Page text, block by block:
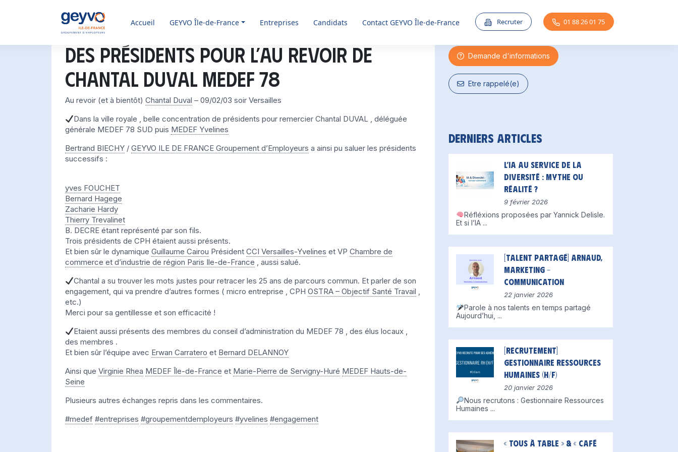
Accueil GEYVOÎle-de-France Entreprises Candidats Contact GEYVO Île-de-France Recruter 01 88 26 01 75
Des présidents pour l’au revoir de
Chantal DUVAL MEDEF 78
Au revoir (et à bientôt) Chantal Duval – 09/02/03 soir Versailles
Dans la ville royale , belle concentration de présidents pour remercier Chantal DUVAL , déléguée
générale MEDEF 78 SUD puis MEDEF Yvelines
Bertrand BIECHY / GEYVO ILE DE FRANCE Groupement d’Employeurs a ainsi pu saluer les présidents
successifs :
yves FOUCHET
Bernard Hagege
Zacharie Hardy
Thierry Trevalinet
B. DECRE étant représenté par son fils.
Trois présidents de CPH étaient aussi présents.
Et bien sûr le dynamique Guillaume Cairou Président CCI Versailles-Yvelines et VP Chambre de
commerce et d’industrie de région Paris Ile-de-France , aussi salué.
Chantal a su trouver les mots justes pour retracer les 25 ans de parcours commun. Et parler de son
engagement, qui va prendre d’autres formes ( micro entreprise , CPH OSTRA – Objectif Santé Travail ,
etc.)
Merci pour sa gentillesse et son efficacité !
Etaient aussi présents des membres du conseil d’administration du MEDEF 78 , des élus locaux ,
des membres .
Et bien sûr l’équipe avec Erwan Carratero et Bernard DELANNOY
Ainsi que Virginie Rhea MEDEF Île-de-France et Marie-Pierre de Servigny-Huré MEDEF Hauts-de-
Seine
Plusieurs autres échanges repris dans les commentaires.
#medef #entreprises #groupementdemployeurs #yvelines #engagement
Une question ?
Demande d'informations
Etre rappelé(e)
Derniers articles
L’IA au service de la
diversité : mythe ou
réalité ?
9 février 2026
Réfléxions proposées par Yannick Delisle.
Et si l’IA ...
[Talent partagé] Arnaud,
Marketing –
Communication
22 janvier 2026
Parole à nos talents en temps partagé
Aujourd’hui, ...
[Recrutement]
Gestionnaire Ressources
Humaines (H/F)
20 janvier 2026
Nous recrutons : Gestionnaire Ressources
Humaines ...
« Tous à table » & « Café